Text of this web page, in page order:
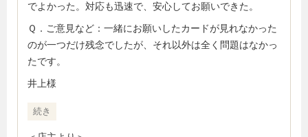
でよかった。対応も迅速で、安心してお願いできた。
Ｑ．ご意見など：一緒にお願いしたカードが見れなかった
のが一つだけ残念でしたが、それ以外は全く問題はなかっ
たです。
井上様
続き